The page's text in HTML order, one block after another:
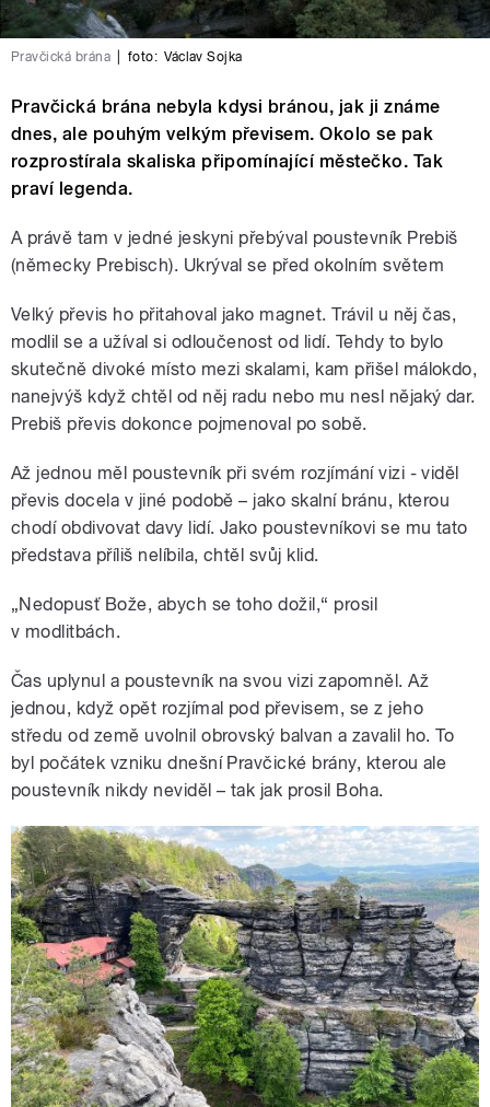
Pravčická brána foto: Václav Sojka
Pravčická brána nebyla kdysi bránou, jak ji známe
dnes, ale pouhým velkým převisem. Okolo se pak
rozprostírala skaliska připomínající městečko. Tak
praví legenda.
A právě tam v jedné jeskyni přebýval poustevník Prebiš
(německy Prebisch). Ukrýval se před okolním světem
Velký převis ho přitahoval jako magnet. Trávil u něj čas,
modlil se a užíval si odloučenost od lidí. Tehdy to bylo
skutečně divoké místo mezi skalami, kam přišel málokdo,
nanejvýš když chtěl od něj radu nebo mu nesl nějaký dar.
Prebiš převis dokonce pojmenoval po sobě.
Až jednou měl poustevník při svém rozjímání vizi - viděl
převis docela v jiné podobě – jako skalní bránu, kterou
chodí obdivovat davy lidí. Jako poustevníkovi se mu tato
představa příliš nelíbila, chtěl svůj klid.
„Nedopusť Bože, abych se toho dožil,“ prosil
v modlitbách.
Čas uplynul a poustevník na svou vizi zapomněl. Až
jednou, když opět rozjímal pod převisem, se z jeho
středu od země uvolnil obrovský balvan a zavalil ho. To
byl počátek vzniku dnešní Pravčické brány, kterou ale
poustevník nikdy neviděl – tak jak prosil Boha.